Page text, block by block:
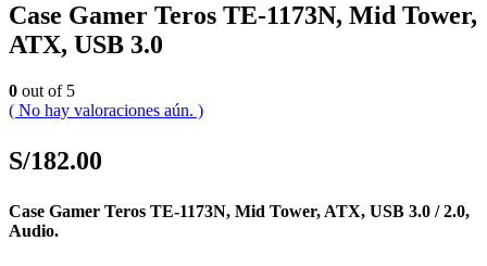
Case Gamer Teros TE-1173N, Mid Tower,
ATX, USB 3.0
0 out of 5
( No hay valoraciones aún. )
S/182.00
Case Gamer Teros TE-1173N, Mid Tower, ATX, USB 3.0 / 2.0,
Audio.